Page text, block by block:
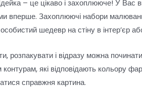
– це цікаво і захоплююче! У Вас
вперше. Захоплюючі набори
шедевр на стіну в
розпакувати і відразу можна
які відповідають кольору
справжня картина.